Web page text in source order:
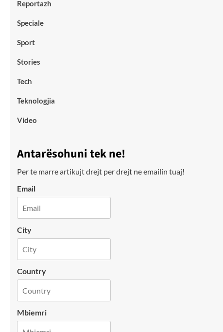
Reportazh
Speciale
Sport
Stories
Tech
Teknologjia
Video
Antarësohuni tek ne!
Per te marre artikujt drejt per drejt ne emailin tuaj!
Email
City
Country
Mbiemri